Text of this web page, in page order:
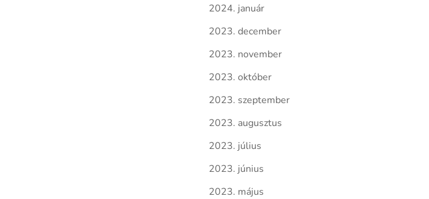
2024. január
2023. december
2023. november
2023. október
2023. szeptember
2023. augusztus
2023. július
2023. június
2023. május